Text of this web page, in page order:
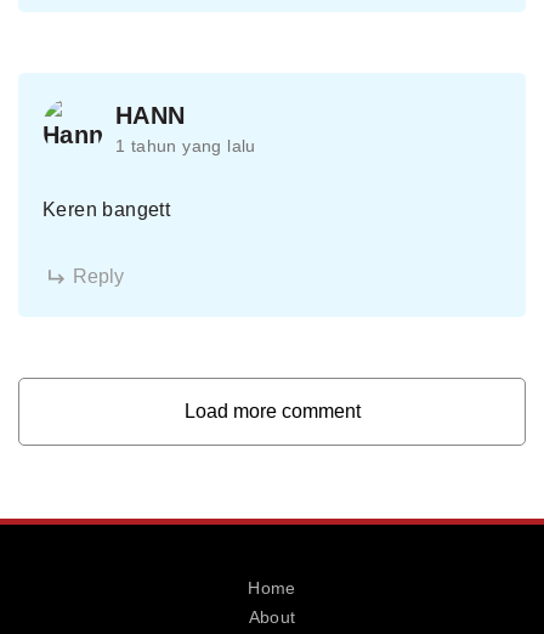
HANN
1 tahun yang lalu
Keren bangett
Reply
Load more comment
Home
About